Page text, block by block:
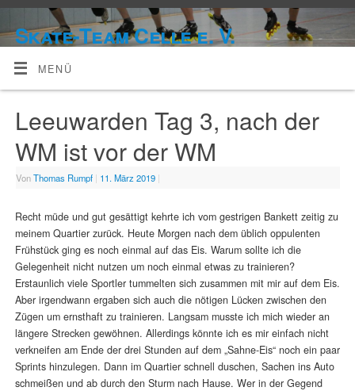
Skate-Team Celle e. V.
MENÜ
Leeuwarden Tag 3, nach der
WM ist vor der WM
VonThomas Rumpf | 11. März 2019 |
Recht müde und gut gesättigt kehrte ich vom gestrigen Bankett zeitig zu
meinem Quartier zurück. Heute Morgen nach dem üblich oppulenten
Frühstück ging es noch einmal auf das Eis. Warum sollte ich die
Gelegenheit nicht nutzen um noch einmal etwas zu trainieren?
Erstaunlich viele Sportler tummelten sich zusammen mit mir auf dem Eis.
Aber irgendwann ergaben sich auch die nötigen Lücken zwischen den
Zügen um ernsthaft zu trainieren. Langsam musste ich mich wieder an
längere Strecken gewöhnen. Allerdings könnte ich es mir einfach nicht
verkneifen am Ende der drei Stunden auf dem „Sahne-Eis“ noch ein paar
Sprints hinzulegen. Dann im Quartier schnell duschen, Sachen ins Auto
schmeißen und ab durch den Sturm nach Hause. Wer in der Gegend